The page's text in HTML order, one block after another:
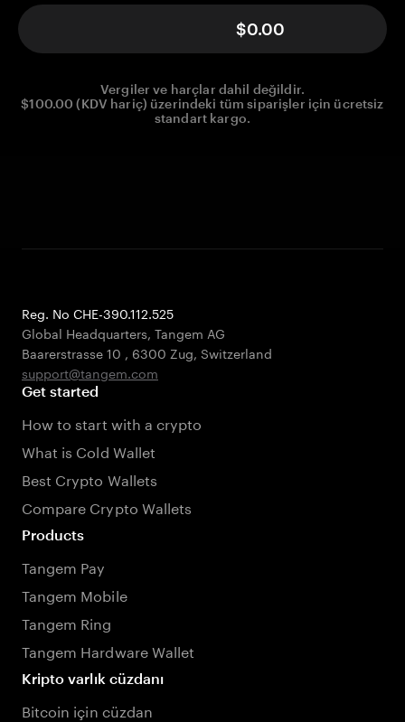
$0.00
Vergiler ve harçlar dahil değildir.
$100.00 (KDV hariç) üzerindeki tüm siparişler için ücretsiz
standart kargo.
Reg. No CHE-390.112.525
Global Headquarters, Tangem AG
Baarerstrasse 10 , 6300 Zug, Switzerland
support@tangem.com
Get started
How to start with a crypto
What is Cold Wallet
Best Crypto Wallets
Compare Crypto Wallets
Products
Tangem Pay
Tangem Mobile
Tangem Ring
Tangem Hardware Wallet
Kripto varlık cüzdanı
Bitcoin için cüzdan